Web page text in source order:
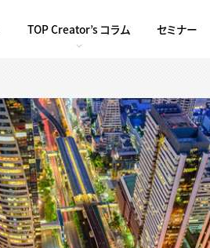
TOP Creator’s コラム セミナー